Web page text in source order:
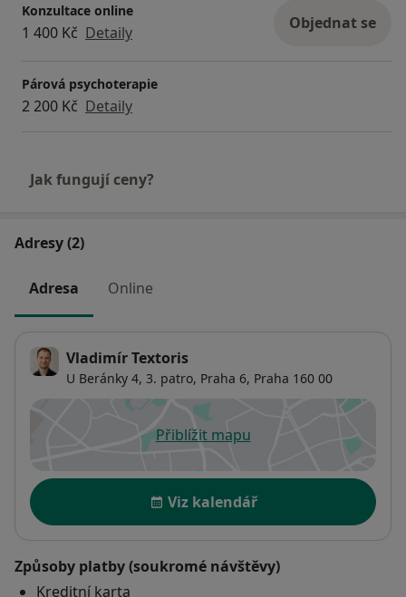
Konzultace online
1 400 Kč Detaily Objednat se
Párová psychoterapie
2 200 Kč Detaily
Jak fungují ceny?
Adresy (2)
Adresa Online
Vladimír Textoris
U Beránky 4, 3. patro, Praha 6, Praha 160 00
Přiblížit mapuse otevře v nové záložce
Dostupnost
Viz kalendář
Způsoby platby (soukromé návštěvy)
Kreditní karta